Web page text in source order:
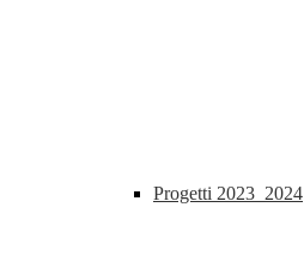
Progetti 2023_2024